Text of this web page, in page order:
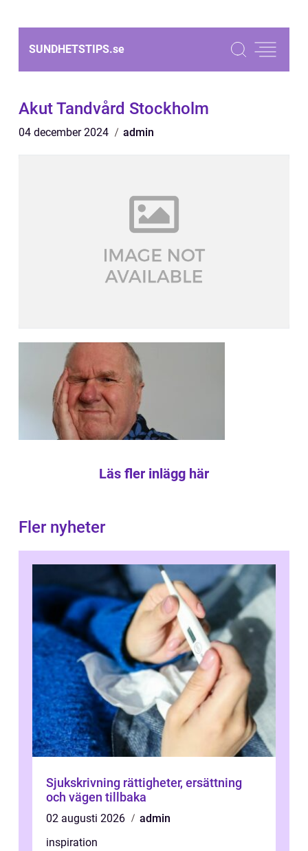
SUNDHETSTIPS.se
Akut Tandvård Stockholm
04 december 2024 admin
Läs fler inlägg här
Fler nyheter
Sjukskrivning rättigheter, ersättning
och vägen tillbaka
02 augusti 2026
admin
inspiration